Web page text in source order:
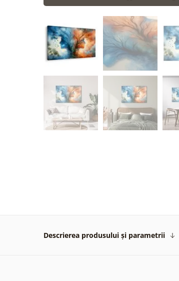
Descrierea produsului și parametrii